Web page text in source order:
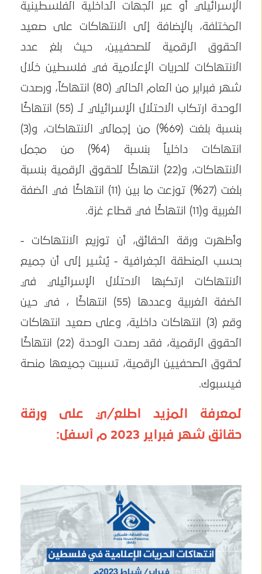
الإسرائيلي أو عبر الجهات الداخلية الفلسطينية
المختلفة، بالإضافة إلى الانتهاكات على صعيد
الحقوق الرقمية للصحفيين، حيث بلغ عدد
الانتهاكات للحريات الإعلامية في فلسطين خلال
شهر فبراير من العام الحالي (80) انتهاكاً، ورصدت
الوحدة ارتكاب الاحتلال الإسرائيلي لـ (55) انتهاكًا
بنسبة بلغت (69%) من إجمالي الانتهاكات، و(3)
انتهاكات داخلياً بنسبة (4%) من مجمل
الانتهاكات، و(22) انتهاكًا للحقوق الرقمية بنسبة
بلغت (27%) توزعت ما بين (11) انتهاكًا في الضفة
الغربية و(11) انتهاكًا في قطاع غزة.
وأظهرت ورقة الحقائق، أن توزيع الانتهاكات -
بحسب المنطقة الجغرافية - يُشير إلى أن جميع
الانتهاكات ارتكبها الاحتلال الإسرائيلي في
الضفة الغربية وعددها (55) انتهاكًا ، في حين
وقع (3) انتهاكات داخلية، وعلى صعيد انتهاكات
الحقوق الرقمية، فقد رصدت الوحدة (22) انتهاكًا
لحقوق الصحفيين الرقمية، تسببت جميعها منصة
فيسبوك.
لمعرفة المزيد اطلع/ي على ورقة
حقائق شهر فبراير 2023 م أسفل: